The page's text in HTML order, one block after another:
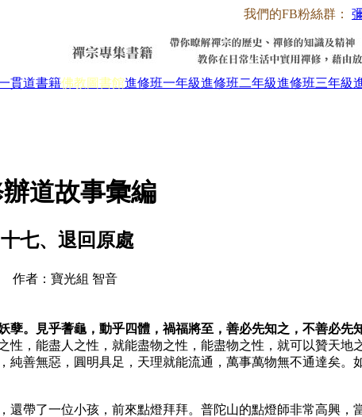
我們的FB粉絲群：
貫道書籍佛教圖書館進修班一年級進修班二年級進修班三年級
道故事彙編
十七、退回原處
作者：寶光組 智音
。見乎蓍龜，動乎四體，禍福將至，善必先知之，不善必先
，能盡人之性，就能盡物之性，能盡物之性，就可以贊天地
善無惡，圓明具足，天理就能流通，萬事萬物無不通達矣。
帶了一位小孩，前來點燈拜拜。普陀山的點燈師非常高興，